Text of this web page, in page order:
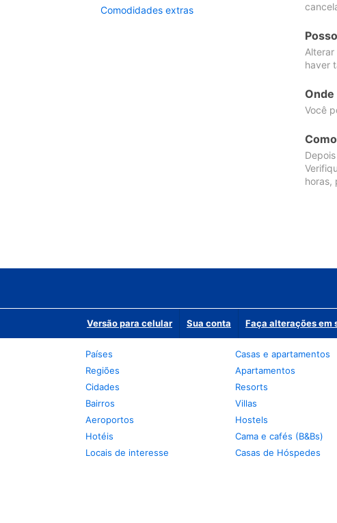
Comodidades extras
haver
Você
horas,
Versão para celular Sua conta Faça alterações em
Países
Regiões
Cidades
Bairros
Aeroportos
Hotéis
Locais de interesse
Casas e apartamentos
Apartamentos
Resorts
Villas
Hostels
Cama e cafés (B&Bs)
Casas de Hóspedes